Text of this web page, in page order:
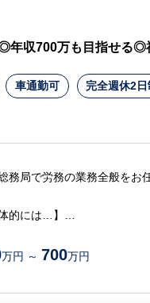
年収700万も目指せる◎
車通勤可 完全週休2日
務局で労務の業務全般をお
的には…】
規則や人事制度の運用、見直
社内相談対応
万円 ～ 700万円